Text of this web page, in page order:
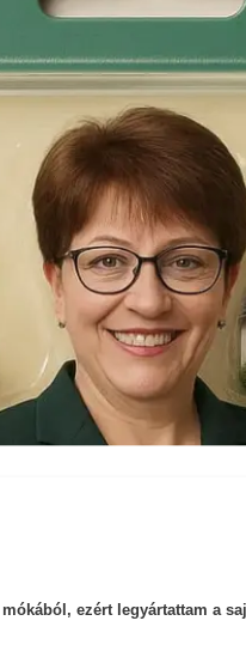
ezért legyártattam a